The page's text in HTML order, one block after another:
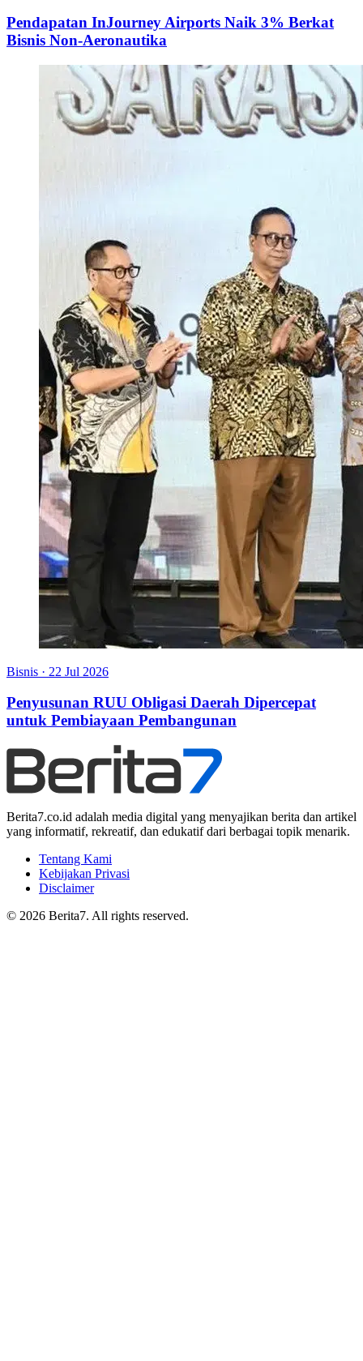
Pendapatan InJourney Airports Naik 3% Berkat
Bisnis Non-Aeronautika
Bisnis · 22 Jul 2026
Penyusunan RUU Obligasi Daerah Dipercepat
untuk Pembiayaan Pembangunan
Berita7.co.id adalah media digital yang menyajikan berita dan artikel
yang informatif, rekreatif, dan edukatif dari berbagai topik menarik.
Tentang Kami
Kebijakan Privasi
Disclaimer
© 2026 Berita7. All rights reserved.